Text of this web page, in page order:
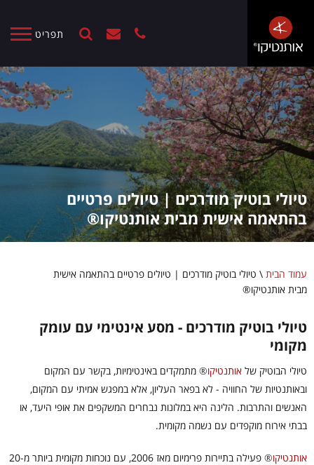
תפריט
טיולי בוטיק מודרכים | טיולים פרטיים
בהתאמה אישית מבית אותנטיקו®
עמוד הבית \ טיולי בוטיק מודרכים | טיולים פרטיים בהתאמה אישית
מבית אותנטיקו®
טיולי בוטיק מודרכים - מסע אינטימי עם עומק
מקומי
טיולי הבוטיק של אותנטיקו® מתמקדים באינטימיות, בקשר עם המקום
ובאותנטיות של החוויה - לא בפאר העליון, אלא במפגש אמיתי עם המקום,
האנשים והתרבות. הלינה היא במלונות נבחרים המשקפים את אופי היעד, או
בבתי אירוח מוקפדים עם נשמה מקומית.
אותנטיקו®
פעילה בתיירות פרימיום מאז 2006, עם נוכחות מקומית ביותר מ-20